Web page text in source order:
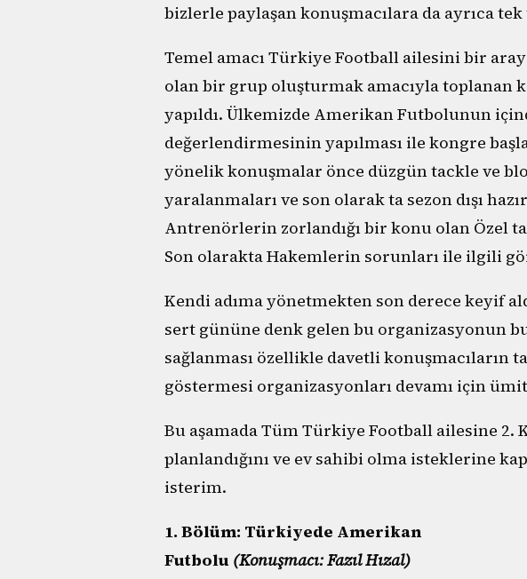
bizlerle paylaşan konuşmacılara da ayrıca
Temel amacı Türkiye Football ailesini bir
olan bir grup oluşturmak amacıyla toplanan
yapıldı. Ülkemizde Amerikan Futbolunun
değerlendirmesinin yapılması ile kongre
yönelik konuşmalar önce düzgün tackle ve
yaralanmaları ve son olarak ta sezon dışı
Antrenörlerin zorlandığı bir konu olan Özel
Son olarakta Hakemlerin sorunları ile ilgili
Kendi adıma yönetmekten son derece keyif
sert gününe denk gelen bu organizasyonun
sağlanması özellikle davetli konuşmacıların
göstermesi organizasyonları devamı için
Bu aşamada Tüm Türkiye Football ailesine 2.
planlandığını ve ev sahibi olma isteklerine
isterim.
1. Bölüm: Türkiyede Amerikan
Futbolu (Konuşmacı: Fazıl Hızal)